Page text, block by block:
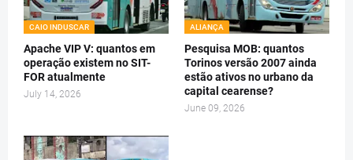
CAIO INDUSCAR
Apache VIP V: quantos em
operação existem no SIT-
FOR atualmente
July 14, 2026
ALIANÇA
Pesquisa MOB: quantos
Torinos versão 2007 ainda
estão ativos no urbano da
capital cearense?
June 09, 2026